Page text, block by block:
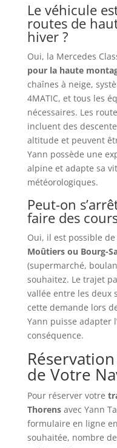
Le véhicule
routes de
hiver ?
Oui, la Mercedes
pour la haute
chaînes à neige,
4MATIC, et tous les
nécessaires. Les
incluent des
altitude et peuvent
Yann possède une
alpine et adapte sa
météorologiques.
Peut-on
faire des
Oui, il est possible
Moûtiers ou Bourg-
(supermarché,
souhaitez. Le trajet
vallée entre les deux
cette demande lors
Yann puisse adapter
conséquence.
de Votre
Pour réserver votre
Thorensavec Yann
formulaire en ligne
souhaitée, nombre